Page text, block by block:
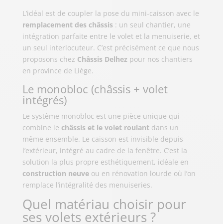
L’idéal est de coupler la pose du mini-caisson avec le
remplacement des châssis : un seul chantier, une
intégration parfaite entre le volet et la menuiserie, et
un seul interlocuteur. C’est précisément ce que nous
proposons chez Châssis Delhezpour nos chantiers
en province de Liège.
Le monobloc (châssis + volet
intégrés)
Le système monobloc est une pièce unique qui
combine le châssis et le volet roulantdans un
même ensemble. Le caisson est invisible depuis
l’extérieur, intégré au cadre de la fenêtre. C’est la
solution la plus propre esthétiquement, idéale en
construction neuveou en rénovation lourde où l’on
remplace l’intégralité des menuiseries.
Quel matériau choisir pour
ses volets extérieurs ?